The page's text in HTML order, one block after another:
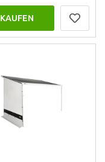
KAUFEN